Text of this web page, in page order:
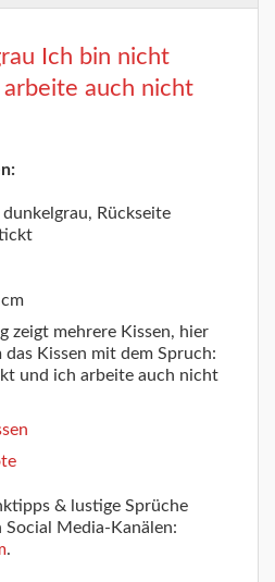
Ich bin nicht
auch nicht
dunkelgrau, Rückseite
zeigt mehrere Kissen, hier
das Kissen mit dem Spruch:
und ich arbeite auch nicht
& lustige Sprüche
Media-Kanälen:
.